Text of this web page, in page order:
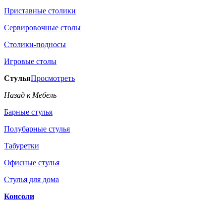
Приставные столики
Сервировочные столы
Столики-подносы
Игровые столы
СтульяПросмотреть
Назад к Мебель
Барные стулья
Полубарные стулья
Табуретки
Офисные стулья
Стулья для дома
Консоли